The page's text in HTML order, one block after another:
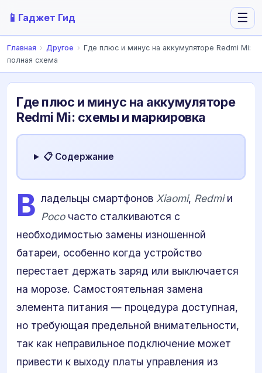
📱 Гаджет Гид ☰
Главная › Другое › Где плюс и минус на аккумуляторе Redmi Mi:
полная схема
Где плюс и минус на аккумуляторе
Redmi Mi: схемы и маркировка
📋 Содержание
В ладельцы смартфонов Xiaomi, Redmiи
Pocoчасто сталкиваются с
необходимостью замены изношенной
батареи, особенно когда устройство
перестает держать заряд или выключается
на морозе. Самостоятельная замена
элемента питания — процедура доступная,
но требующая предельной внимательности,
так как неправильное подключение может
привести к выходу платы управления из